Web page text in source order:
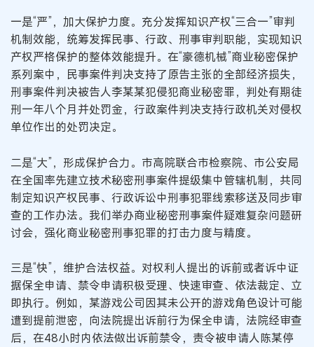
一是“严”，加大保护力度。充分发挥知识产权“三合一”审判
机制效能，统筹发挥民事、行政、刑事审判职能，实现知识
产权严格保护的整体效能提升。在“豪德机械”商业秘密保护
系列案中，民事案件判决支持了原告主张的全部经济损失，
刑事案件判决被告人李某某犯侵犯商业秘密罪，判处有期徒
刑一年八个月并处罚金，行政案件判决支持行政机关对侵权
单位作出的处罚决定。
二是“大”，形成保护合力。市高院联合市检察院、市公安局
在全国率先建立技术秘密刑事案件提级集中管辖机制，共同
制定知识产权民事、行政诉讼中刑事犯罪线索移送及同步审
查的工作办法。我们举办商业秘密刑事案件疑难复杂问题研
讨会，强化商业秘密刑事犯罪的打击力度与精度。
三是“快”，维护合法权益。对权利人提出的诉前或者诉中证
据保全申请、禁令申请积极受理、快速审查、依法裁定、立
即执行。例如，某游戏公司因其未公开的游戏角色设计可能
遭到提前泄密，向法院提出诉前行为保全申请，法院经审查
后，在48小时内依法做出诉前禁令，责令被申请人陈某停